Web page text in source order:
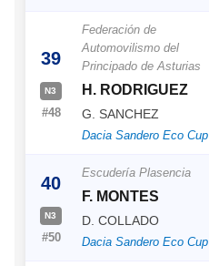
39
N3
#48
Federación de
Automovilismo del
Principado de Asturias
H. RODRIGUEZ
G. SANCHEZ
Dacia Sandero Eco Cup
40
N3
#50
Escudería Plasencia
F. MONTES
D. COLLADO
Dacia Sandero Eco Cup